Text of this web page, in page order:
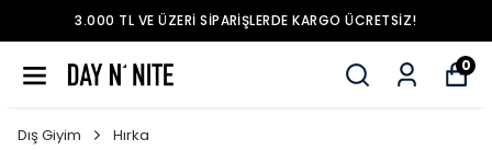
3.000 TL VE ÜZERI SIPARIŞLERDE KARGO ÜCRETSIZ!
0
Dış Giyim Hırka